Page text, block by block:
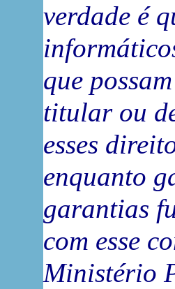
verdade é
que
titular ou
esses
enquanto
garantias
com esse
Ministério